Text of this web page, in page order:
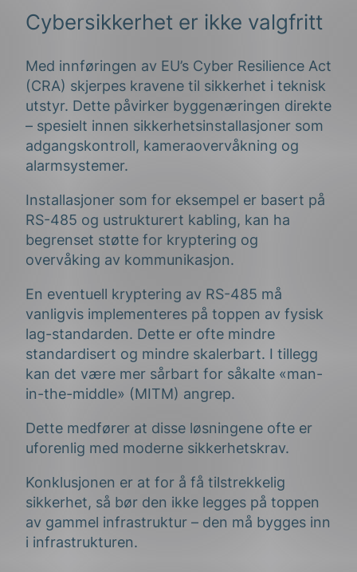
Cybersikkerhet er ikke valgfritt
Med innføringen av EU’s Cyber Resilience Act
(CRA) skjerpes kravene til sikkerhet i teknisk
utstyr. Dette påvirker byggenæringen direkte
– spesielt innen sikkerhetsinstallasjoner som
adgangskontroll, kameraovervåkning og
alarmsystemer.
Installasjoner som for eksempel er basert på
RS-485 og ustrukturert kabling, kan ha
begrenset støtte for kryptering og
overvåking av kommunikasjon.
En eventuell kryptering av RS-485 må
vanligvis implementeres på toppen av fysisk
lag-standarden. Dette er ofte mindre
standardisert og mindre skalerbart. I tillegg
kan det være mer sårbart for såkalte «man-
in-the-middle» (MITM) angrep.
Dette medfører at disse løsningene ofte er
uforenlig med moderne sikkerhetskrav.
Konklusjonen er at for å få tilstrekkelig
sikkerhet, så bør den ikke legges på toppen
av gammel infrastruktur – den må bygges inn
i infrastrukturen.